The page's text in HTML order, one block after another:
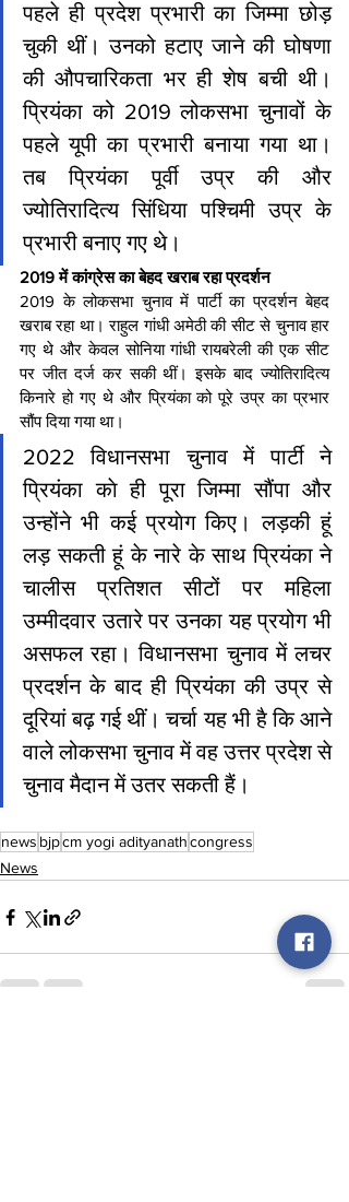
पहले ही प्रदेश प्रभारी का जिम्मा छोड़
चुकी थीं। उनको हटाए जाने की घोषणा
की औपचारिकता भर ही शेष बची थी।
प्रियंका को 2019 लोकसभा चुनावों के
पहले यूपी का प्रभारी बनाया गया था।
तब प्रियंका पूर्वी उप्र की और
ज्योतिरादित्य सिंधिया पश्चिमी उप्र के
प्रभारी बनाए गए थे।
2019 में कांग्रेस का बेहद खराब रहा प्रदर्शन
2019 के लोकसभा चुनाव में पार्टी का प्रदर्शन बेहद
खराब रहा था। राहुल गांधी अमेठी की सीट से चुनाव हार
गए थे और केवल सोनिया गांधी रायबरेली की एक सीट
पर जीत दर्ज कर सकी थीं। इसके बाद ज्योतिरादित्य
किनारे हो गए थे और प्रियंका को पूरे उप्र का प्रभार
सौंप दिया गया था।
2022 विधानसभा चुनाव में पार्टी ने
प्रियंका काे ही पूरा जिम्मा सौंपा और
उन्होंने भी कई प्रयाेग किए। लड़की हूं
लड़ सकती हूं के नारे के साथ प्रियंका ने
चालीस प्रतिशत सीटों पर महिला
उम्मीदवार उतारे पर उनका यह प्रयोग भी
असफल रहा। विधानसभा चुनाव में लचर
प्रदर्शन के बाद ही प्रियंका की उप्र से
दूरियां बढ़ गई थीं। चर्चा यह भी है कि आने
वाले लोकसभा चुनाव में वह उत्तर प्रदेश से
चुनाव मैदान में उतर सकती हैं।
news bjpcm yogi adityanathcongress
News